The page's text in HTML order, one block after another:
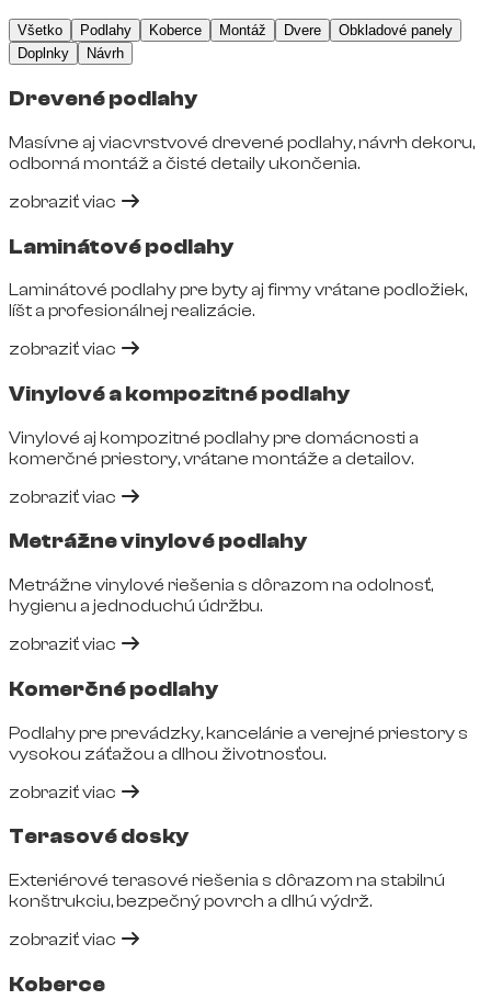
Všetko Podlahy Koberce Montáž Dvere
Obkladové panely
Doplnky
Návrh
Drevené podlahy
Masívne aj viacvrstvové drevené podlahy, návrh dekoru,
odborná montáž a čisté detaily ukončenia.
zobraziť viac
Laminátové podlahy
Laminátové podlahy pre byty aj firmy vrátane podložiek,
líšt a profesionálnej realizácie.
zobraziť viac
Vinylové a kompozitné podlahy
Vinylové aj kompozitné podlahy pre domácnosti a
komerčné priestory, vrátane montáže a detailov.
zobraziť viac
Metrážne vinylové podlahy
Metrážne vinylové riešenia s dôrazom na odolnosť,
hygienu a jednoduchú údržbu.
zobraziť viac
Komerčné podlahy
Podlahy pre prevádzky, kancelárie a verejné priestory s
vysokou záťažou a dlhou životnosťou.
zobraziť viac
Terasové dosky
Exteriérové terasové riešenia s dôrazom na stabilnú
konštrukciu, bezpečný povrch a dlhú výdrž.
zobraziť viac
Koberce